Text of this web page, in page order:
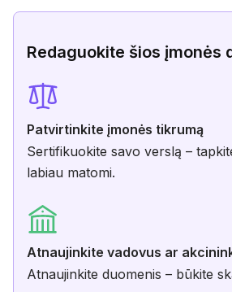
Redaguokite šios įmonės
Patvirtinkite įmonės tikrumą
Sertifikuokite savo verslą –
labiau matomi.
Atnaujinkite vadovus ar
Atnaujinkite duomenis – būkite